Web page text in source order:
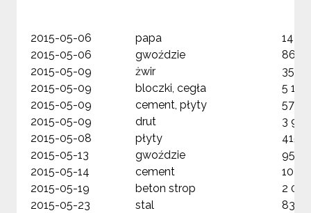
2015-05-06 papa
2015-05-06
gwoździe
2015-05-09
żwir
2015-05-09
bloczki, cegła
5
2015-05-09
cement, płyty
2015-05-09
drut
3
2015-05-08
płyty
2015-05-13
gwoździe
2015-05-14
cement
2015-05-19
beton strop
2
2015-05-23
stal